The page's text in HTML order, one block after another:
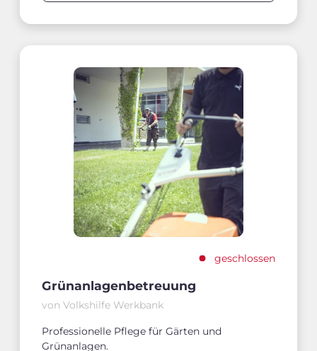
geschlossen
Grünanlagenbetreuung
von Volkshilfe Werkbank
Professionelle Pflege für Gärten und
Grünanlagen.